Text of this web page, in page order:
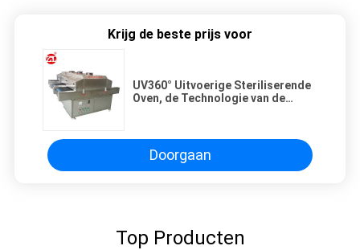
Krijg de beste prijs voor
UV360° Uitvoerige Steriliserende
Oven, de Technologie van de
Doorgaan
Top Producten